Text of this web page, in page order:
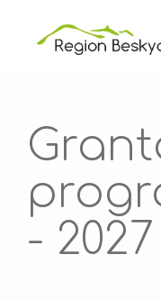
- 2027